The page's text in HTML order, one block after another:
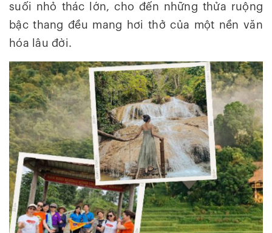
suối nhỏ thác lớn, cho đến những thửa ruộng
bậc thang đều mang hơi thở của một nền văn
hóa lâu đời.